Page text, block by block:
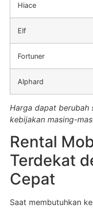
Hiace
Elf
Fortuner
Alphard
Harga dapat berubah
kebijakan masing-
Rental
Terdekat
Cepat
Saat membutuhkan